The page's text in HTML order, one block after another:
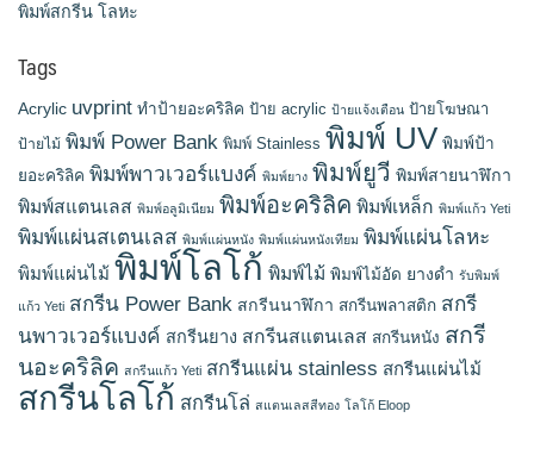
พิมพ์สกรีน โลหะ
Tags
Acrylic uvprint ทำป้ายอะคริลิค ป้าย acrylic ป้ายแจ้งเตือน ป้ายโฆษณา
ป้ายไม้ พิมพ์ Power Bank พิมพ์ Stainless พิมพ์ UV พิมพ์ป้า
ยอะคริลิค พิมพ์พาวเวอร์แบงค์ พิมพ์ยาง พิมพ์ยูวี พิมพ์สายนาฬิกา
พิมพ์สแตนเลส พิมพ์อลูมิเนียม พิมพ์อะคริลิค พิมพ์เหล็ก พิมพ์แก้ว Yeti
พิมพ์แผ่นสเตนเลส พิมพ์แผ่นหนัง พิมพ์แผ่นหนังเทียม พิมพ์แผ่นโลหะ
พิมพ์แผ่นไม้ พิมพ์โลโก้ พิมพ์ไม้ พิมพ์ไม้อัด ยางดำ รับพิมพ์
แก้ว Yeti สกรีน Power Bank สกรีนนาฬิกา สกรีนพลาสติก สกรี
นพาวเวอร์แบงค์ สกรีนยาง สกรีนสแตนเลส สกรีนหนัง สกรี
นอะคริลิค สกรีนแก้ว Yeti สกรีนแผ่น stainless สกรีนแผ่นไม้
สกรีนโลโก้ สกรีนโล่ สแตนเลสสีทอง โลโก้ Eloop